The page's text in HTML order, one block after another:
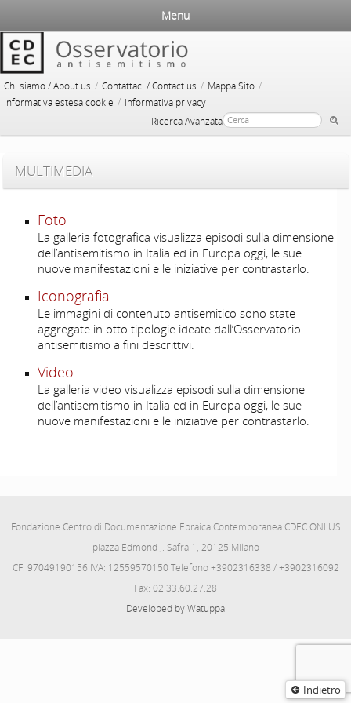
Chi siamo / About us / Contattaci / Contact us / Mappa Sito /
Informativa estesa cookie / Informativa privacy
Ricerca Avanzata
Menu
Indietro
MULTIMEDIA
Foto
La galleria fotografica visualizza episodi sulla dimensione
dell’antisemitismo in Italia ed in Europa oggi, le sue
nuove manifestazioni e le iniziative per contrastarlo.
Iconografia
Le immagini di contenuto antisemitico sono state
aggregate in otto tipologie ideate dall’Osservatorio
antisemitismo a fini descrittivi.
Video
La galleria video visualizza episodi sulla dimensione
dell’antisemitismo in Italia ed in Europa oggi, le sue
nuove manifestazioni e le iniziative per contrastarlo.
Fondazione Centro di Documentazione Ebraica Contemporanea CDEC ONLUS
piazza Edmond J. Safra 1, 20125 Milano
CF: 97049190156 IVA: 12559570150 Telefono +3902316338 / +3902316092
Fax: 02.33.60.27.28
Developed by Watuppa